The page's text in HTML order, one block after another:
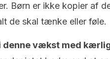
Børn er ikke kopier af
de skal tænke eller føle.
denne vækst med